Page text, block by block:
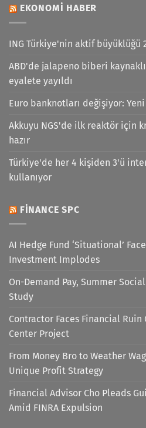
EKONOMI HABER
ING Türkiye'nin aktif büyüklüğü
ABD'de jalapeno biberi
eyalete yayıldı
Euro banknotları değişiyor:
Akkuyu NGS'de ilk reaktör için
hazır
Türkiye'de her 4 kişiden 3'ü
kullanıyor
FINANCE SPC
AI Hedge Fund ‘Situational’
Investment Implodes
On-Demand Pay, Summer
Study
Contractor Faces Financial
Center Project
From Money Bro to Weather
Unique Profit Strategy
Financial Advisor Cho Pleads
Amid FINRA Expulsion